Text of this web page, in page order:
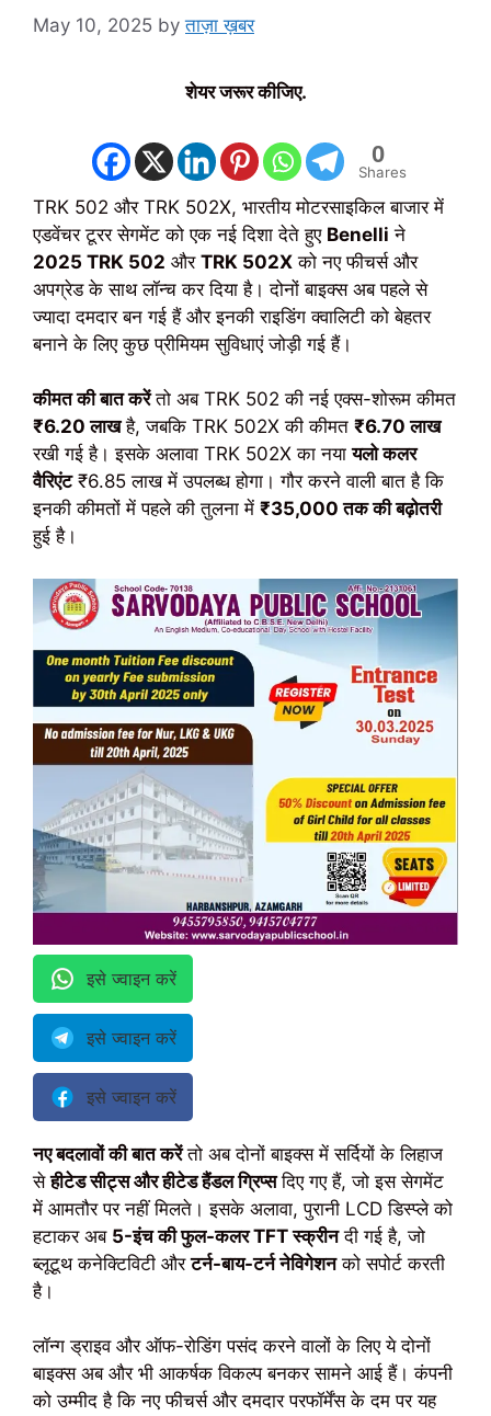
May 10, 2025 byताज़ा ख़बर
शेयर जरूर कीजिए.
0
Shares
TRK 502 और TRK 502X, भारतीय मोटरसाइकिल बाजार में
एडवेंचर टूरर सेगमेंट को एक नई दिशा देते हुए Benelli ने
2025 TRK 502 और TRK 502X को नए फीचर्स और
अपग्रेड के साथ लॉन्च कर दिया है। दोनों बाइक्स अब पहले से
ज्यादा दमदार बन गई हैं और इनकी राइडिंग क्वालिटी को बेहतर
बनाने के लिए कुछ प्रीमियम सुविधाएं जोड़ी गई हैं।
कीमत की बात करेंतो अब TRK 502 की नई एक्स-शोरूम कीमत
₹6.20 लाखहै, जबकि TRK 502X की कीमत ₹6.70 लाख
रखी गई है। इसके अलावा TRK 502X का नयायलो कलर
वैरिएंट₹6.85 लाख में उपलब्ध होगा। गौर करने वाली बात है कि
इनकी कीमतों में पहले की तुलना में ₹35,000 तक की बढ़ोतरी
हुई है।
इसे ज्वाइन करें
इसे ज्वाइन करें
इसे ज्वाइन करें
नए बदलावों की बात करेंतो अब दोनों बाइक्स में सर्दियों के लिहाज
सेहीटेड सीट्स और हीटेड हैंडल ग्रिप्सदिए गए हैं, जो इस सेगमेंट
में आमतौर पर नहीं मिलते। इसके अलावा, पुरानी LCD डिस्प्ले को
हटाकर अब 5-इंच की फुल-कलर TFT स्क्रीनदी गई है, जो
ब्लूटूथ कनेक्टिविटी औरटर्न-बाय-टर्न नेविगेशनको सपोर्ट करती
है।
लॉन्ग ड्राइव और ऑफ-रोडिंग पसंद करने वालों के लिए ये दोनों
बाइक्स अब और भी आकर्षक विकल्प बनकर सामने आई हैं। कंपनी
को उम्मीद है कि नए फीचर्स और दमदार परफॉर्मेंस के दम पर यह